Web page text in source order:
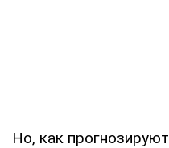
Но, как